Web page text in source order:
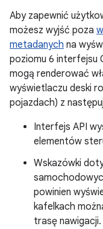
Aby zapewnić
możesz wyjść poza
metadanych na
poziomu 6 interfejsu
mogą renderować
wyświetlaczu deski
pojazdach) z
Interfejs API
elementów
Wskazówki
powinien
kafelkach
trasę nawigacji.